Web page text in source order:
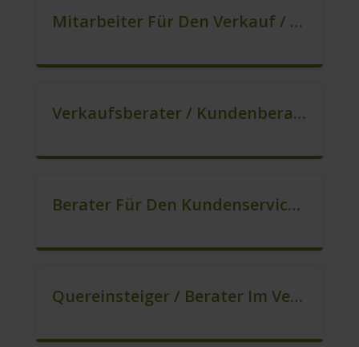
Mitarbeiter Für Den Verkauf / Quereinsteiger (m/w/d)
Verkaufsberater / Kundenberater In VZ/TZ (m/w/d)
Berater Für Den Kundenservice (m/w/d)
Quereinsteiger / Berater Im Vertrieb In VZ/TZ (m/w/d)